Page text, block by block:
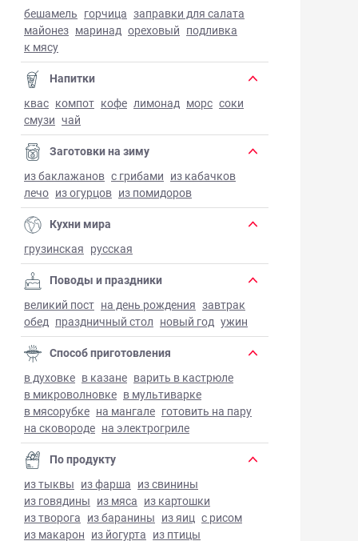
бешамель горчица заправки для салата
майонез маринад ореховый подливка
к мясу
Напитки
квас компот кофе лимонад морс соки
смузи чай
Заготовки на зиму
из баклажанов с грибами из кабачков
лечо из огурцов из помидоров
Кухни мира
грузинская русская
Поводы и праздники
великий пост на день рождения завтрак
обед праздничный стол новый год ужин
Способ приготовления
в духовке в казане варить в кастрюле
в микроволновке в мультиварке
в мясорубке на мангале готовить на пару
на сковороде на электрогриле
По продукту
из тыквы из фарша из свинины
из говядины из мяса из картошки
из творога из баранины из яиц с рисом
из макарон из йогурта из птицы